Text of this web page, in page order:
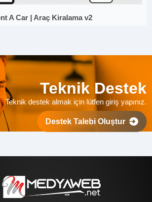
A Car | Araç Kiralama v2
Teknik Destek
Teknik destek almak için lütfen giriş yapınız.
Destek Talebi Oluştur